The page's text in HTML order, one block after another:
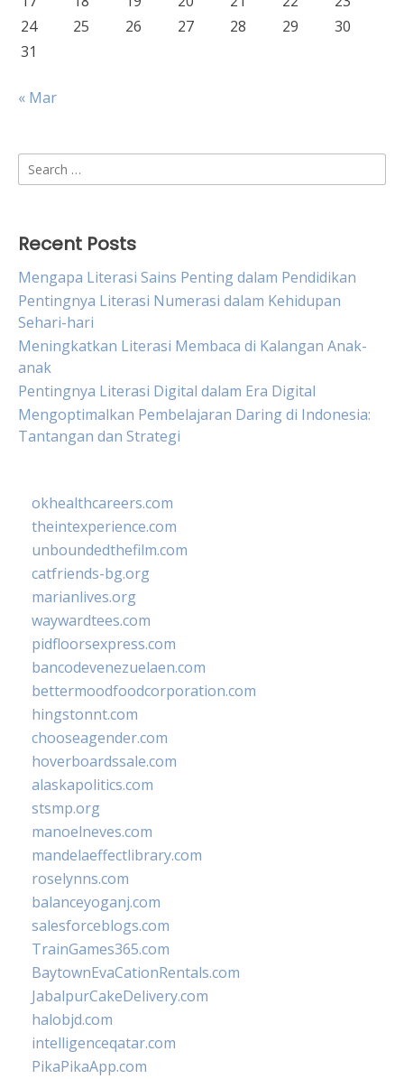
24
25 26 27 28 29
30
31
« Mar
Search
for:
Recent Posts
Mengapa Literasi Sains Penting dalam Pendidikan
Pentingnya Literasi Numerasi dalam Kehidupan
Sehari-hari
Meningkatkan Literasi Membaca di Kalangan Anak-
anak
Pentingnya Literasi Digital dalam Era Digital
Mengoptimalkan Pembelajaran Daring di Indonesia:
Tantangan dan Strategi
okhealthcareers.com
theintexperience.com
unboundedthefilm.com
catfriends-bg.org
marianlives.org
waywardtees.com
pidfloorsexpress.com
bancodevenezuelaen.com
bettermoodfoodcorporation.com
hingstonnt.com
chooseagender.com
hoverboardssale.com
alaskapolitics.com
stsmp.org
manoelneves.com
mandelaeffectlibrary.com
roselynns.com
balanceyoganj.com
salesforceblogs.com
TrainGames365.com
BaytownEvaCationRentals.com
JabalpurCakeDelivery.com
halobjd.com
intelligenceqatar.com
PikaPikaApp.com